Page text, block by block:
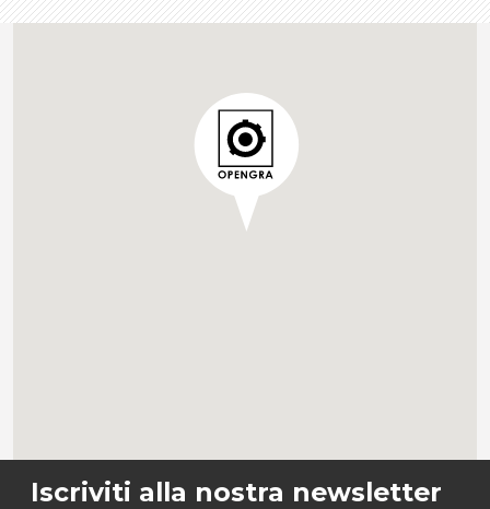
Iscriviti alla nostra newsletter